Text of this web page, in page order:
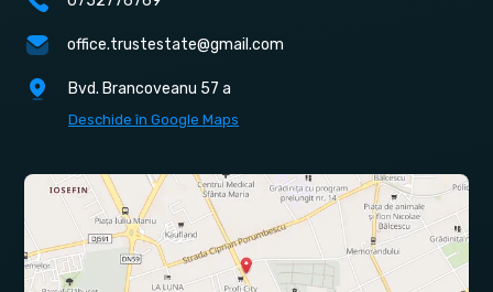
office.trustestate@gmail.com
Bvd. Brancoveanu 57 a
Deschide în Google Maps